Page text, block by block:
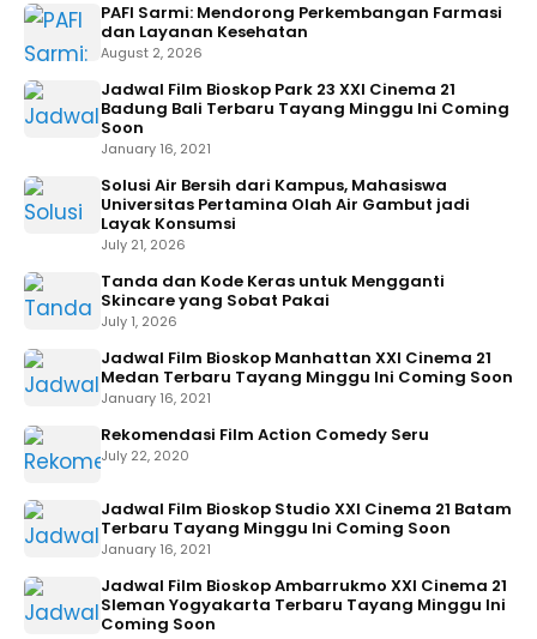
PAFI Sarmi: Mendorong Perkembangan Farmasi
dan Layanan Kesehatan
August 2, 2026
Jadwal Film Bioskop Park 23 XXI Cinema 21
Badung Bali Terbaru Tayang Minggu Ini Coming
Soon
January 16, 2021
Solusi Air Bersih dari Kampus, Mahasiswa
Universitas Pertamina Olah Air Gambut jadi
Layak Konsumsi
July 21, 2026
Tanda dan Kode Keras untuk Mengganti
Skincare yang Sobat Pakai
July 1, 2026
Jadwal Film Bioskop Manhattan XXI Cinema 21
Medan Terbaru Tayang Minggu Ini Coming Soon
January 16, 2021
Rekomendasi Film Action Comedy Seru
July 22, 2020
Jadwal Film Bioskop Studio XXI Cinema 21 Batam
Terbaru Tayang Minggu Ini Coming Soon
January 16, 2021
Jadwal Film Bioskop Ambarrukmo XXI Cinema 21
Sleman Yogyakarta Terbaru Tayang Minggu Ini
Coming Soon